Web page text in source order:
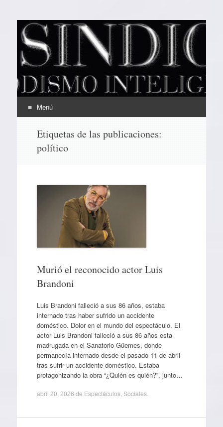
EL SINDICAL
Periodismo Inteligente
Menú
contenido
Etiquetas de las publicaciones:
político
Murió el reconocido actor Luis
Brandoni
Luis Brandoni falleció a sus 86 años, estaba
internado tras haber sufrido un accidente
doméstico. Dolor en el mundo del espectáculo. El
actor Luis Brandoni falleció a sus 86 años esta
madrugada en el Sanatorio Güemes, donde
permanecía internado desde el pasado 11 de abril
tras sufrir un accidente doméstico. Estaba
protagonizando la obra “¿Quién es quién?”, junto…
abril 20, 2026 de Espectáculos, Sociales.